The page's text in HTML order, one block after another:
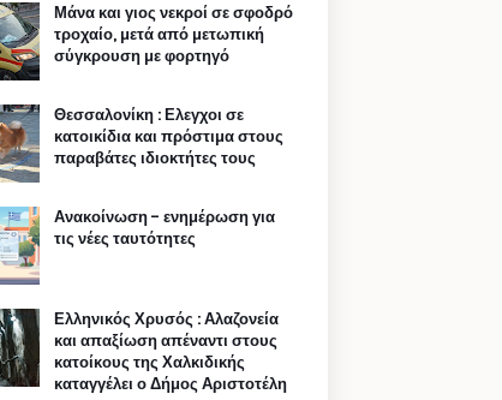
Μάνα και γιος νεκροί σε σφοδρό
τροχαίο, μετά από μετωπική
σύγκρουση με φορτηγό
Θεσσαλονίκη : Ελεγχοι σε
κατοικίδια και πρόστιμα στους
παραβάτες ιδιοκτήτες τους
Ανακοίνωση - ενημέρωση για
τις νέες ταυτότητες
Ελληνικός Χρυσός : Αλαζονεία
και απαξίωση απέναντι στους
κατοίκους της Χαλκιδικής
καταγγέλει ο Δήμος Αριστοτέλη